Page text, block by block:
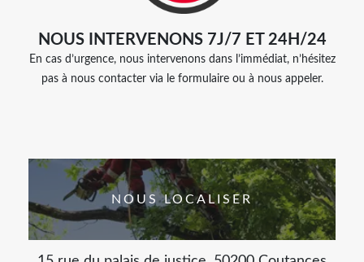
NOUS INTERVENONS 7J/7 ET 24H/24
En cas d’urgence, nous intervenons dans l’immédiat, n’hésitez
pas à nous contacter via le formulaire ou à nous appeler.
NOUS LOCALISER